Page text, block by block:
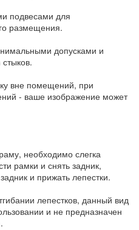
подвесами для
размещения.
допусками и
вне помещений, при
- ваше изображение может
необходимо слегка
рамки и снять задник,
и прижать лепестки.
лепестков, данный вид
и не предназначен